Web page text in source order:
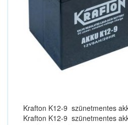
Krafton K12-9 szünetmentes
Krafton K12-9 szünetmentes